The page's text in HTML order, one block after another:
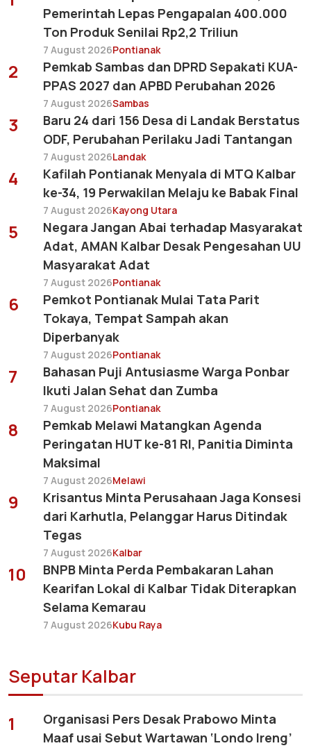
Pemerintah Lepas Pengapalan 400.000
Ton Produk Senilai Rp2,2 Triliun
7 August 2026Pontianak
2
Pemkab Sambas dan DPRD Sepakati KUA-
PPAS 2027 dan APBD Perubahan 2026
7 August 2026Sambas
3
Baru 24 dari 156 Desa di Landak Berstatus
ODF, Perubahan Perilaku Jadi Tantangan
7 August 2026Landak
4
Kafilah Pontianak Menyala di MTQ Kalbar
ke-34, 19 Perwakilan Melaju ke Babak Final
7 August 2026Kayong Utara
5
Negara Jangan Abai terhadap Masyarakat
Adat, AMAN Kalbar Desak Pengesahan UU
Masyarakat Adat
7 August 2026Pontianak
6
Pemkot Pontianak Mulai Tata Parit
Tokaya, Tempat Sampah akan
Diperbanyak
7 August 2026Pontianak
7
Bahasan Puji Antusiasme Warga Ponbar
Ikuti Jalan Sehat dan Zumba
7 August 2026Pontianak
8
Pemkab Melawi Matangkan Agenda
Peringatan HUT ke-81 RI, Panitia Diminta
Maksimal
7 August 2026Melawi
9
Krisantus Minta Perusahaan Jaga Konsesi
dari Karhutla, Pelanggar Harus Ditindak
Tegas
7 August 2026Kalbar
10
BNPB Minta Perda Pembakaran Lahan
Kearifan Lokal di Kalbar Tidak Diterapkan
Selama Kemarau
7 August 2026Kubu Raya
Seputar Kalbar
1
Organisasi Pers Desak Prabowo Minta
Maaf usai Sebut Wartawan ‘Londo Ireng’